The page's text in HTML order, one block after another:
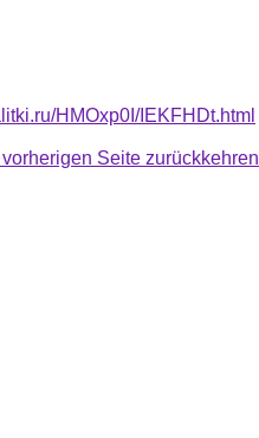
HMOxp0I/IEKFHDt.html
Seite zurückkehren